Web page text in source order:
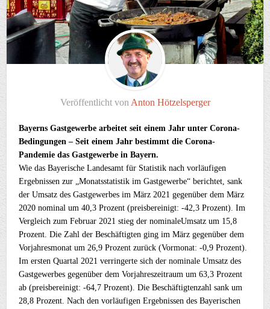
Veröffentlicht von Anton Hötzelsperger
Bayerns Gastgewerbe arbeitet seit einem Jahr unter Corona-
Bedingungen – Seit einem Jahr bestimmt die Corona-
Pandemie das Gastgewerbe in Bayern.
Wie das Bayerische Landesamt für Statistik nach vorläufigen
Ergebnissen zur „Monatsstatistik im Gastgewerbe“ berichtet, sank
der Umsatz des Gastgewerbes im März 2021 gegenüber dem März
2020 nominal um 40,3 Prozent (preisbereinigt: -42,3 Prozent). Im
Vergleich zum Februar 2021 stieg der nominaleUmsatz um 15,8
Prozent. Die Zahl der Beschäftigten ging im März gegenüber dem
Vorjahresmonat um 26,9 Prozent zurück (Vormonat: -0,9 Prozent).
Im ersten Quartal 2021 verringerte sich der nominale Umsatz des
Gastgewerbes gegenüber dem Vorjahreszeitraum um 63,3 Prozent
ab (preisbereinigt: -64,7 Prozent). Die Beschäftigtenzahl sank um
28,8 Prozent. Nach den vorläufigen Ergebnissen des Bayerischen